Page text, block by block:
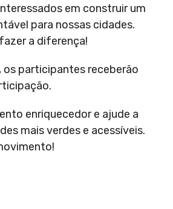
em construir um
para nossas cidades.
a diferença!
os participantes receberão
enriquecedor e ajude a
mais verdes e acessíveis.